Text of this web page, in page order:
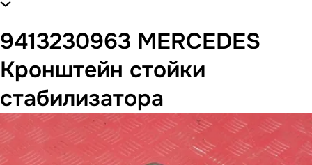
9413230963 MERCEDES
Кронштейн стойки
стабилизатора